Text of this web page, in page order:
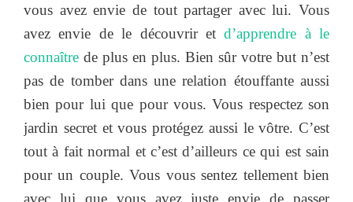
vous avez envie de tout partager avec lui. Vous
avez envie de le découvrir etd’apprendre à le
connaître de plus en plus. Bien sûr votre but n’est
pas de tomber dans une relation étouffante aussi
bien pour lui que pour vous. Vous respectez son
jardin secret et vous protégez aussi le vôtre. C’est
tout à fait normal et c’est d’ailleurs ce qui est sain
pour un couple. Vous vous sentez tellement bien
avec lui que vous avez juste envie de passer